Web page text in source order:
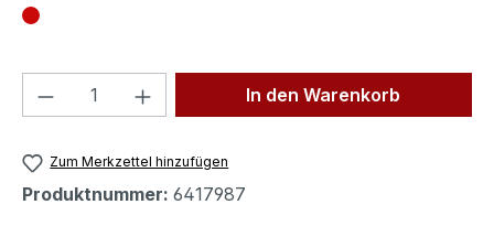
Produkt Anzahl: Gib denIn den Warenkorb
Zum Merkzettel hinzufügen
Produktnummer: 6417987